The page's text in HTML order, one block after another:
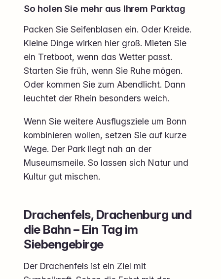
So holen Sie mehr aus Ihrem Parktag
Packen Sie Seifenblasen ein. Oder Kreide.
Kleine Dinge wirken hier groß. Mieten Sie
ein Tretboot, wenn das Wetter passt.
Starten Sie früh, wenn Sie Ruhe mögen.
Oder kommen Sie zum Abendlicht. Dann
leuchtet der Rhein besonders weich.
Wenn Sie weitere Ausflugsziele um Bonn
kombinieren wollen, setzen Sie auf kurze
Wege. Der Park liegt nah an der
Museumsmeile. So lassen sich Natur und
Kultur gut mischen.
Drachenfels, Drachenburg und
die Bahn – Ein Tag im
Siebengebirge
Der Drachenfels ist ein Ziel mit